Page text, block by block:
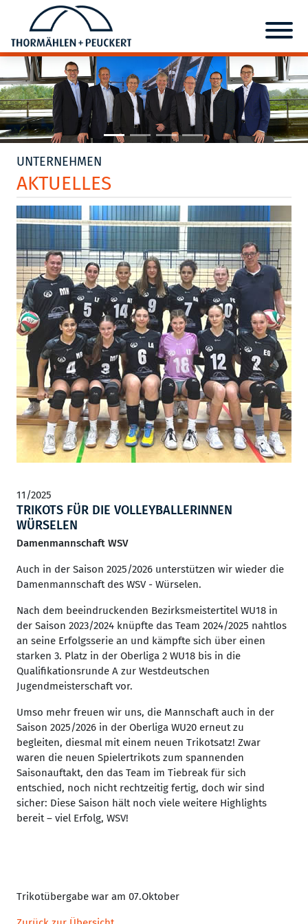
UNTERNEHMEN
AKTUELLES
11/2025
TRIKOTS FÜR DIE VOLLEYBALLERINNEN
WÜRSELEN
Damenmannschaft WSV
Auch in der Saison 2025/2026 unterstützen wir wieder die
Damenmannschaft des WSV - Würselen.
Nach dem beeindruckenden Bezirksmeistertitel WU18 in
der Saison 2023/2024 knüpfte das Team 2024/2025 nahtlos
an seine Erfolgsserie an und kämpfte sich über einen
starken 3. Platz in der Oberliga 2 WU18 bis in die
Qualifikationsrunde A zur Westdeutschen
Jugendmeisterschaft vor.
Umso mehr freuen wir uns, die Mannschaft auch in der
Saison 2025/2026 in der Oberliga WU20 erneut zu
begleiten, diesmal mit einem neuen Trikotsatz! Zwar
waren die neuen Spielertrikots zum spannenden
Saisonauftakt, den das Team im Tiebreak für sich
entschied, noch nicht rechtzeitig fertig, doch wir sind
sicher: Diese Saison hält noch viele weitere Highlights
bereit – viel Erfolg, WSV!
Trikotübergabe war am 07.Oktober